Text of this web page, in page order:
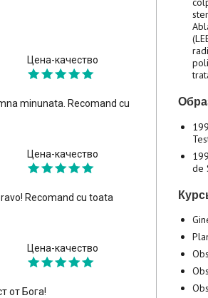
Цена-качество
minunata. Recomand cu
Цена-качество
Recomand cu toata
Цена-качество
от Бога!
de